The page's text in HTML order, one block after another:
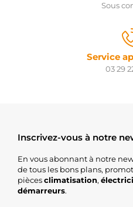
Sous
Service
03 29
Inscrivez-vous à notre
En vous abonnant à notre
de tous les bons plans,
piècesclimatisation,
démarreurs.